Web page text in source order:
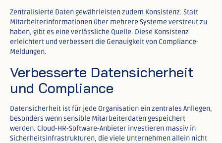
Zentralisierte Daten gewährleisten zudem Konsistenz. Statt
Mitarbeiterinformationen über mehrere Systeme verstreut zu
haben, gibt es eine verlässliche Quelle. Diese Konsistenz
erleichtert und verbessert die Genauigkeit von Compliance-
Meldungen.​
Verbesserte Datensicherheit
und Compliance
Datensicherheit ist für jede Organisation ein zentrales Anliegen,
besonders wenn sensible Mitarbeiterdaten gespeichert
werden. Cloud-HR-Software-Anbieter investieren massiv in
Sicherheitsinfrastrukturen, die viele Unternehmen allein nicht